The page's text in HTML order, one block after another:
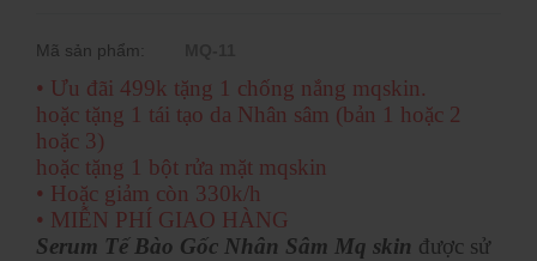
Mã sản phẩm:
• Ưu đãi 499k tặng 1 chống nắng mqskin.
hoặc tặng 1 tái tạo da Nhân sâm (bản 1 hoặc 2
hoặc 3)
hoặc tặng 1 bột rửa mặt mqskin
• Hoặc giảm còn 330k/h
• MIỄN PHÍ GIAO HÀNG
Serum Tế Bào Gốc Nhân Sâm Mq skin được sử